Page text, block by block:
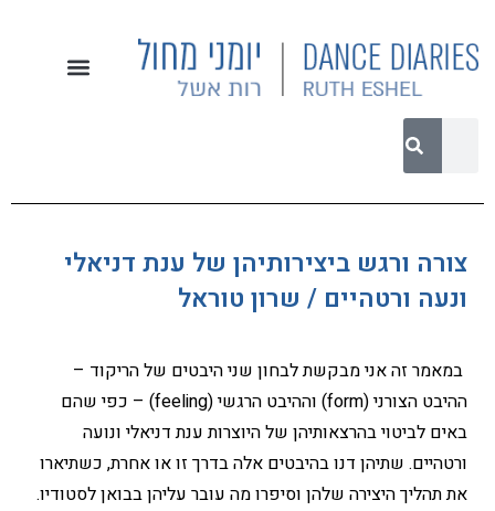
צורה ורגש ביצירותיהן של ענת דניאלי
ונעה ורטהיים / שרון טוראל
במאמר זה אני מבקשת לבחון שני היבטים של הריקוד –
ההיבט הצורני (form) וההיבט הרגשי (feeling) – כפי שהם
באים לביטוי בהרצאותיהן של היוצרות ענת דניאלי ונועה
ורטהיים. שתיהן דנו בהיבטים אלה בדרך זו או אחרת, כשתיארו
את תהליך היצירה שלהן וסיפרו מה עובר עליהן בבואן לסטודיו.